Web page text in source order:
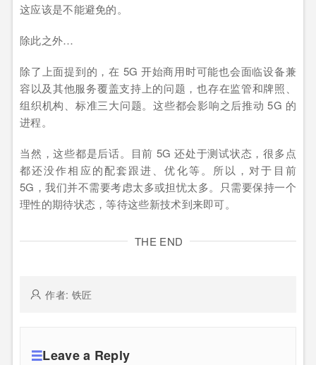
这应该是不能避免的。
除此之外…
除了上面提到的，在 5G 开始商用时可能也会面临设备兼
容以及其他服务覆盖支持上的问题，也存在监管和牌照、
组织机构、标准三大问题。这些都会影响之后推动 5G 的
进程。
当然，这些都是后话。目前 5G 还处于测试状态，很多点
都还没作相应的配套跟进、优化等。所以，对于目前
5G，我们并不需要考虑太多或担忧太多。只需要保持一个
理性的期待状态，等待这些新技术到来即可。
THE END
作者: 铁匠
Leave a Reply